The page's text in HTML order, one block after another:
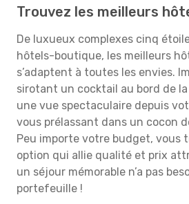
Trouvez les meilleurs
De luxueux complexes cinq
hôtels-boutique, les meilleurs
s’adaptent à toutes les envies.
sirotant un cocktail au bord de
une vue spectaculaire depuis
vous prélassant dans un cocon
Peu importe votre budget, vous
option qui allie qualité et prix
un séjour mémorable n’a pas
portefeuille !